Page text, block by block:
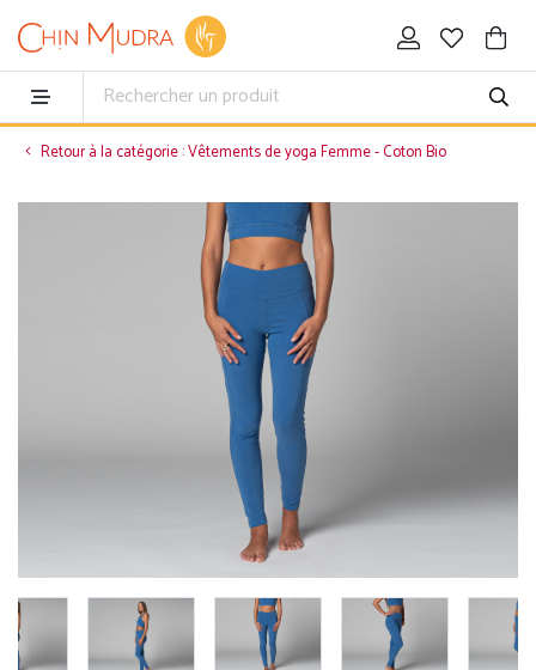
Retour à la catégorie : Vêtements de yoga Femme - Coton Bio